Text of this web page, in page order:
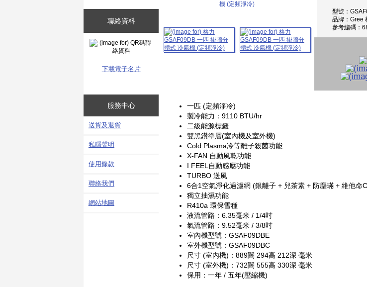
聯絡資料
下載電子名片
服務中心
送貨及退貨
私隱聲明
使用條款
聯絡我們
網站地圖
型號：
品牌：Gree
參考編碼：
一匹 (定頻淨冷)
製冷能力：9110 BTU/hr
二級能源標籤
雙黑鑽塗層(室內機及室外機)
Cold Plasma冷等離子殺菌功能
X-FAN 自動風乾功能
I FEEL自動感應功能
TURBO 送風
6合1空氣淨化過濾網 (銀離子 + 兒茶素 + 防塵蟎 + 維他命
獨立抽濕功能
R410a 環保雪種
液流管路：6.35毫米 / 1/4吋
氣流管路：9.52毫米 / 3/8吋
室內機型號：GSAF09DBE
室外機型號：GSAF09DBC
尺寸 (室內機)：889闊 294高 212深 毫米
尺寸 (室外機)：732闊 555高 330深 毫米
保用：一年 / 五年(壓縮機)